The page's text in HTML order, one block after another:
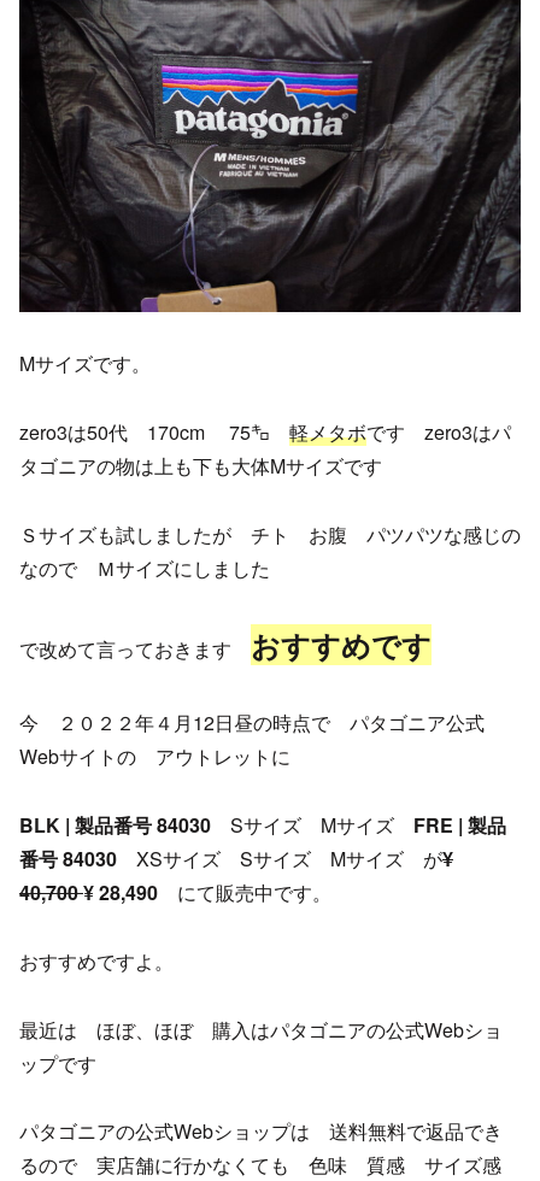
Mサイズです。
zero3は50代 170cm 75㌔ 軽メタボです zero3はパ
タゴニアの物は上も下も大体Mサイズです
Ｓサイズも試しましたが チト お腹 パツパツな感じの
なので Ｍサイズにしました
で改めて言っておきます おすすめです
今 ２０２２年４月12日昼の時点で パタゴニア公式
Webサイトの アウトレットに
BLK | 製品番号 84030 Sサイズ Mサイズ FRE | 製品
番号 84030 XSサイズ Sサイズ Mサイズ が¥
40,700¥ 28,490 にて販売中です。
おすすめですよ。
最近は ほぼ、ほぼ 購入はパタゴニアの公式Webショ
ップです
パタゴニアの公式Webショップは 送料無料で返品でき
るので 実店舗に行かなくても 色味 質感 サイズ感